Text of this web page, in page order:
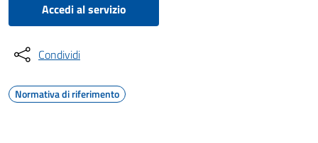
Accedi al servizio
Condividi
Normativa di riferimento